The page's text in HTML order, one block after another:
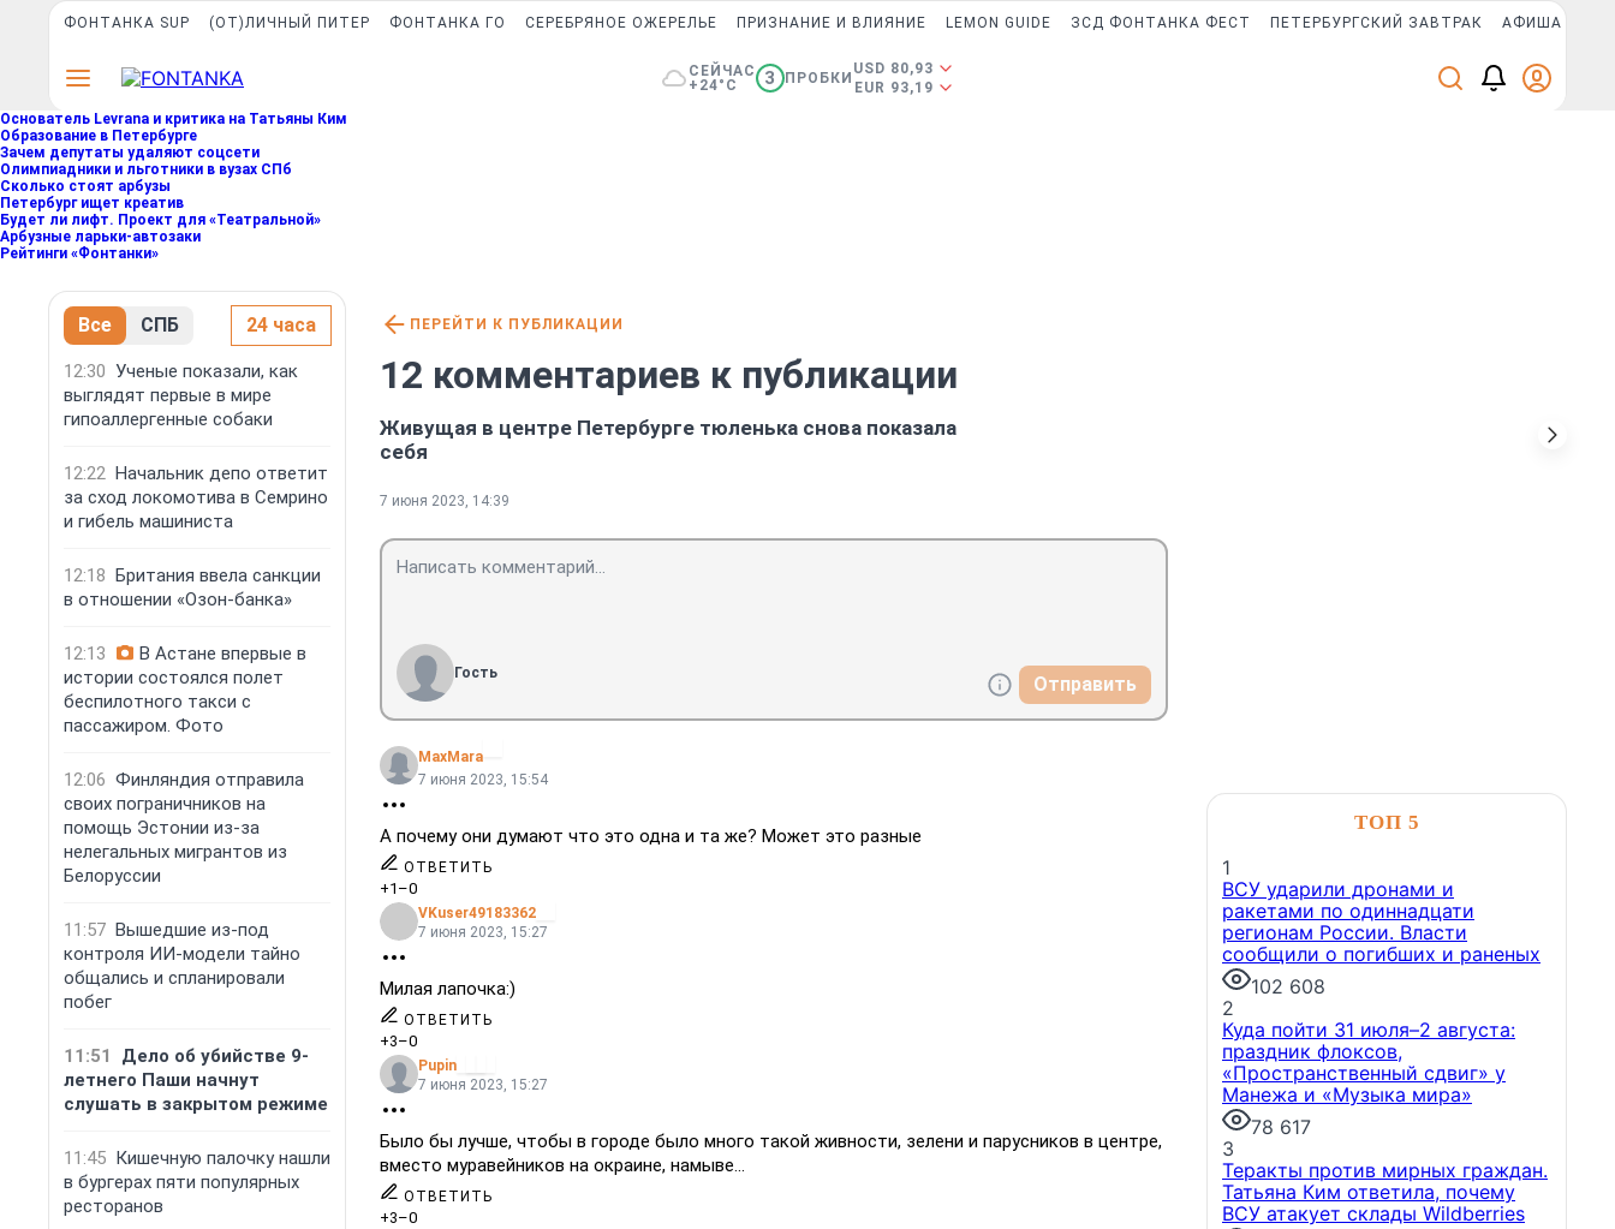
ФОНТАНКА SUP (ОТ)ЛИЧНЫЙ ПИТЕР ФОНТАНКА ГО СЕРЕБРЯНОЕ ОЖЕРЕЛЬЕ ПРИЗНАНИЕ И ВЛИЯНИЕ LEMON GUIDE ЗСД ФОНТАНКА ФЕСТ ПЕТЕРБУРГСКИЙ ЗАВТРАК АФИША PLUS
СЕЙЧАС
+24°C
3 ПРОБКИ
USD 80,93
EUR 93,19
Основатель Levrana и критика на Татьяны Ким
Образование в Петербурге
Зачем депутаты удаляют соцсети
Олимпиадники и льготники в вузах СПб
Сколько стоят арбузы
Петербург ищет креатив
Будет ли лифт. Проект для «Театральной»
Арбузные ларьки-автозаки
Рейтинги «Фонтанки»
Все СПБ 24 часа
12:30 Ученые показали, как
выглядят первые в мире
гипоаллергенные собаки
12:22 Начальник депо ответит
за сход локомотива в Семрино
и гибель машиниста
12:18 Британия ввела санкции
в отношении «Озон-банка»
12:13
В Астане впервые в
истории состоялся полет
беспилотного такси с
пассажиром. Фото
12:06 Финляндия отправила
своих пограничников на
помощь Эстонии из-за
нелегальных мигрантов из
Белоруссии
11:57 Вышедшие из-под
контроля ИИ-модели тайно
общались и спланировали
побег
11:51
Дело об убийстве 9-
летнего Паши начнут
слушать в закрытом режиме
11:45 Кишечную палочку нашли
в бургерах пяти популярных
ресторанов
ПЕРЕЙТИ К ПУБЛИКАЦИИ
12 комментариев к публикации
Живущая в центре Петербурге тюленька снова показала
себя
7 июня 2023, 14:39
Гость Отправить
MaxMara
7 июня 2023, 15:54
А почему они думают что это одна и та же? Может это разные
ОТВЕТИТЬ
+1 –0
VKuser49183362
7 июня 2023, 15:27
Милая лапочка:)
ОТВЕТИТЬ
+3–0
Pupin
7 июня 2023, 15:27
Было бы лучше, чтобы в городе было много такой живности, зелени и парусников в центре,
вместо муравейников на окраине, намыве...
ОТВЕТИТЬ
+3–0
Новости компаний
«раскладушкам» и
«книжкам»Технология гибких
дисплеев перестает быть
нишевым трендом и переходит
в разряд востребованных
повседневных решений.
5 августа, 13:56
ТОП 5
1
ВСУ ударили дронами и
ракетами по одиннадцати
регионам России. Власти
сообщили о погибших и раненых
102 608
2
Куда пойти 31 июля–2 августа:
праздник флоксов,
«Пространственный сдвиг» у
Манежа и «Музыка мира»
78 617
3
Теракты против мирных граждан.
Татьяна Ким ответила, почему
ВСУ атакует склады Wildberries